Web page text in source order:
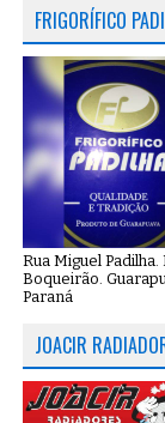
FRIGORÍFICO
Rua Miguel
Boqueirão.
Paraná
JOACIR